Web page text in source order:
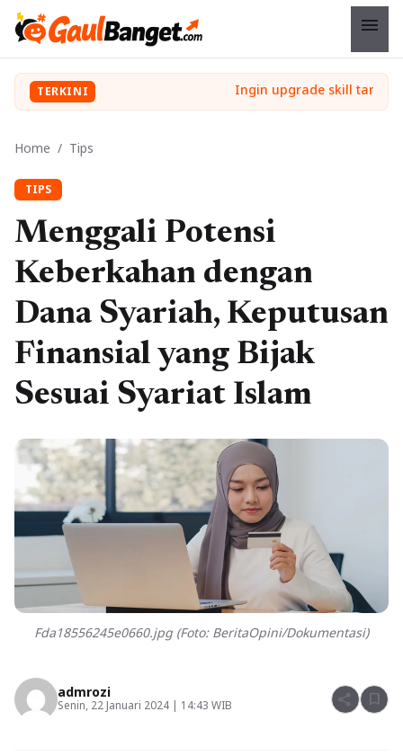
menu
TERKINI
Home / Tips
TIPS
Menggali Potensi
Keberkahan dengan
Dana Syariah, Keputusan
Finansial yang Bijak
Sesuai Syariat Islam
Fda18556245e0660.jpg (Foto: BeritaOpini/Dokumentasi)
admrozi
Senin, 22 Januari 2024 | 14:43 WIB share bookmark